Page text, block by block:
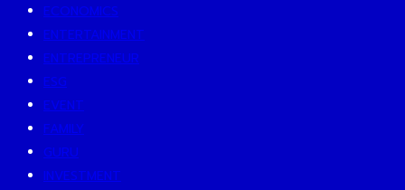
ECONOMICS
ENTERTAINMENT
ENTREPRENEUR
ESG
EVENT
FAMILY
GURU
INVESTMENT